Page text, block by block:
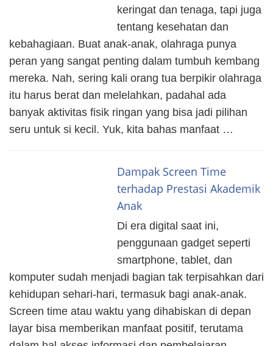
keringat dan tenaga, tapi juga
tentang kesehatan dan
kebahagiaan. Buat anak-anak, olahraga punya
peran yang sangat penting dalam tumbuh kembang
mereka. Nah, sering kali orang tua berpikir olahraga
itu harus berat dan melelahkan, padahal ada
banyak aktivitas fisik ringan yang bisa jadi pilihan
seru untuk si kecil. Yuk, kita bahas manfaat …
Dampak Screen Time
terhadap Prestasi Akademik
Anak
Di era digital saat ini,
penggunaan gadget seperti
smartphone, tablet, dan
komputer sudah menjadi bagian tak terpisahkan dari
kehidupan sehari-hari, termasuk bagi anak-anak.
Screen time atau waktu yang dihabiskan di depan
layar bisa memberikan manfaat positif, terutama